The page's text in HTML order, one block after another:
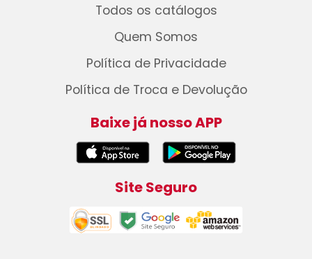
Todos os catálogos
Quem Somos
Política de Privacidade
Política de Troca e Devolução
Baixe já nosso APP
Site Seguro